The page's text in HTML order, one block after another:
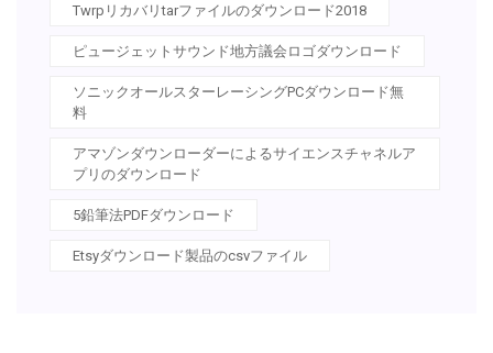
Twrpリカバリtarファイルのダウンロード2018
ピュージェットサウンド地方議会ロゴダウンロード
ソニックオールスターレーシングPCダウンロード無
料
アマゾンダウンローダーによるサイエンスチャネルア
プリのダウンロード
5鉛筆法PDFダウンロード
Etsyダウンロード製品のcsvファイル